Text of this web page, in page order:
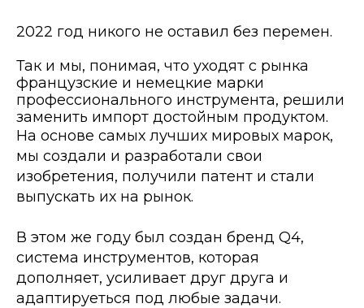
2022 год никого не оставил без перемен.
Так и мы, понимая, что уходят с рынка
французские и немецкие марки
профессионального инструмента, решили
заменить импорт достойным продуктом.
На основе самых лучших мировых марок,
мы создали и разработали свои
изобретения, получили патент и стали
выпускать их на рынок.
В этом же году был создан бренд Q4,
система инструментов, которая
дополняет, усиливает друг друга и
адаптируеться под любые задачи.